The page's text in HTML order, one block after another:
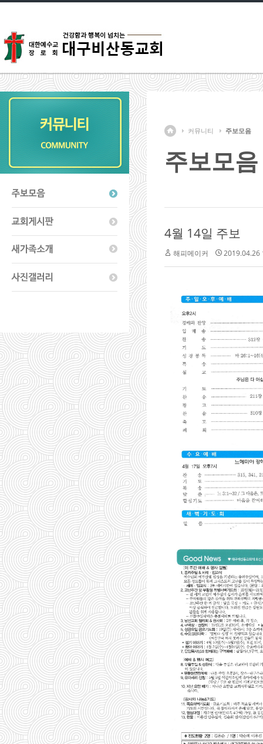
커뮤니티 주보모음
주보모음
4월 14일 주보
해피메이커 2019.04.26